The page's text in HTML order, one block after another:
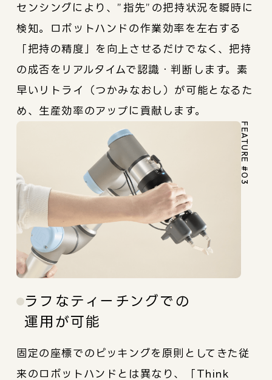
センシングにより、”指先”の把持状況を瞬時に
検知。ロボットハンドの作業効率を左右する
「把持の精度」を向上させるだけでなく、把持
の成否をリアルタイムで認識・判断します。素
早いリトライ（つかみなおし）が可能となるた
め、生産効率のアップに貢献します。
ラフなティーチングでの
運用が可能
固定の座標でのピッキングを原則としてきた従
来のロボットハンドとは異なり、「Think
FEATURE #03